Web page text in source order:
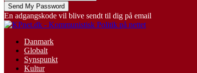
En adgangskode vil blive sendt til dig på email
Danmark
Globalt
Synspunkt
Kultur